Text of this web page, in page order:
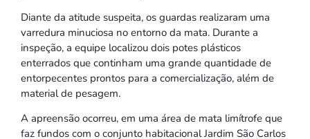
Diante da atitude suspeita, os guardas realizaram uma
varredura minuciosa no entorno da mata. Durante a
inspeção, a equipe localizou dois potes plásticos
enterrados que continham uma grande quantidade de
entorpecentes prontos para a comercialização, além de
material de pesagem.
A apreensão ocorreu, em uma área de mata limítrofe que
faz fundos com o conjunto habitacional Jardim São Carlos